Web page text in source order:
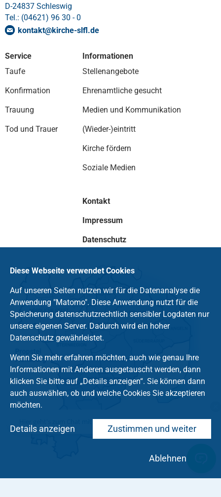
D-24837 Schleswig
Tel.: (04621) 96 30 - 0
kontakt@kirche-slfl.de
Service
Taufe
Konfirmation
Trauung
Tod und Trauer
Informationen
Stellenangebote
Ehrenamtliche gesucht
Medien und Kommunikation
(Wieder-)eintritt
Kirche fördern
Soziale Medien
Kontakt
Impressum
Datenschutz
Diese Webseite verwendet Cookies
Auf unseren Seiten nutzen wir für die Datenanalyse die
Anwendung "Matomo". Diese Anwendung nutzt für die
Speicherung datenschutzrechtlich sensibler Logdaten nur
unsere eigenen Server. Dadurch wird ein hoher
Datenschutz gewährleistet.
Wenn Sie mehr erfahren möchten, auch wie genau Ihre
Informationen mit Anderen ausgetauscht werden, dann
klicken Sie bitte auf „Details anzeigen“. Sie können dann
auch auswählen, ob und welche Cookies Sie akzeptieren
möchten.
Zustimmen und weiter
Details anzeigen
Ablehnen
Hier geht's zum Chat mit dem Team des Kirchenkreises